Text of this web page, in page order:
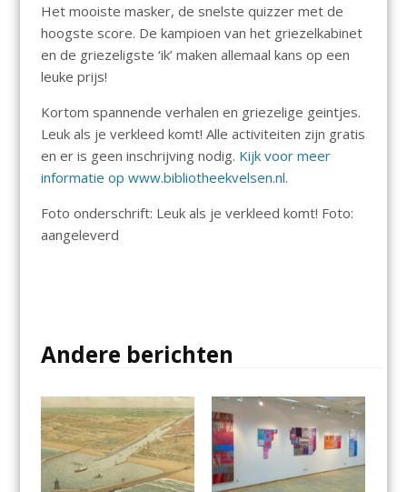
Het mooiste masker, de snelste quizzer met de
hoogste score. De kampioen van het griezelkabinet
en de griezeligste ‘ik’ maken allemaal kans op een
leuke prijs!
Kortom spannende verhalen en griezelige geintjes.
Leuk als je verkleed komt! Alle activiteiten zijn gratis
en er is geen inschrijving nodig. Kijk voor meer
informatie op www.bibliotheekvelsen.nl.
Foto onderschrift: Leuk als je verkleed komt! Foto:
aangeleverd
Andere berichten